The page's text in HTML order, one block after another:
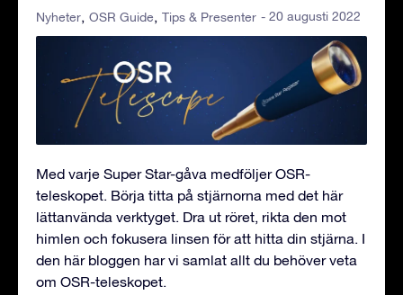
Nyheter OSR Guide Tips & Presenter - 20 augusti 2022
Med varje Super Star-gåva medföljer OSR-
teleskopet. Börja titta på stjärnorna med det här
lättanvända verktyget. Dra ut röret, rikta den mot
himlen och fokusera linsen för att hitta din stjärna. I
den här bloggen har vi samlat allt du behöver veta
om OSR-teleskopet.